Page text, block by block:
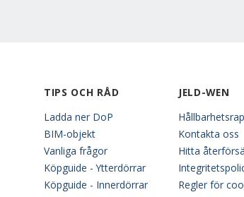
TIPS OCH RÅD
Ladda ner DoP
BIM-objekt
Vanliga frågor
Köpguide - Ytterdörrar
Köpguide - Innerdörrar
JELD-WEN
Kontakta oss
Hitta
Regler för